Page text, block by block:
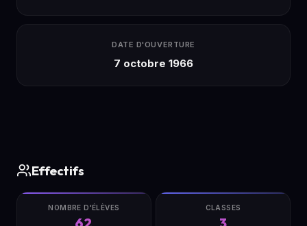
DATE D'OUVERTURE
7 octobre 1966
Effectifs
NOMBRE D'ÉLÈVES CLASSES